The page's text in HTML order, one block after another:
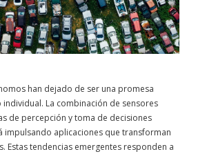
han dejado de ser una promesa
La combinación de sensores
de percepción y toma de decisiones
impulsando aplicaciones que transforman
Estas tendencias emergentes responden a